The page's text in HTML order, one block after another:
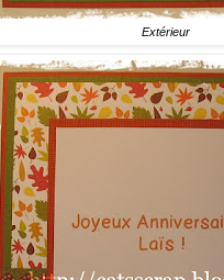
Extérieur